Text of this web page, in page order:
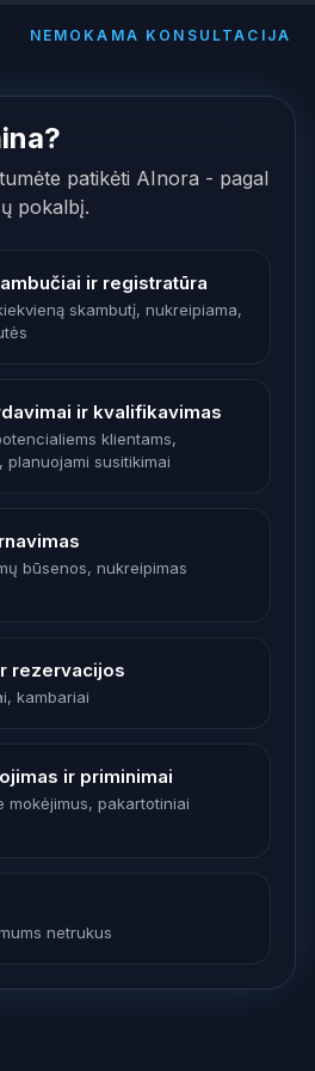
NEMOKAMA KONSULTACIJA
patikėti AInora - pagal
pokalbį.
ir registratūra
skambutį, nukreipiama,
ir kvalifikavimas
klientams,
planuojami susitikimai
būsenos, nukreipimas
rezervacijos
kambariai
ir priminimai
mokėjimus, pakartotiniai
netrukus